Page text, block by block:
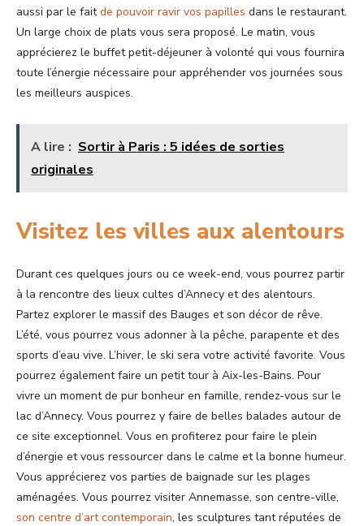
aussi par le faitde pouvoir ravir vos papilles dans le restaurant.
Un large choix de plats vous sera proposé. Le matin, vous
apprécierez le buffet petit-déjeuner à volonté qui vous fournira
toute l’énergie nécessaire pour appréhender vos journées sous
les meilleurs auspices.
A lire : Sortir à Paris : 5 idées de sorties
originales
Visitez les villes aux alentours
Durant ces quelques jours ou ce week-end, vous pourrez partir
à la rencontre des lieux cultes d’Annecy et des alentours.
Partez explorer le massif des Bauges et son décor de rêve.
L’été, vous pourrez vous adonner à la pêche, parapente et des
sports d’eau vive. L’hiver, le ski sera votre activité favorite. Vous
pourrez également faire un petit tour à Aix-les-Bains. Pour
vivre un moment de pur bonheur en famille, rendez-vous sur le
lac d’Annecy. Vous pourrez y faire de belles balades autour de
ce site exceptionnel. Vous en profiterez pour faire le plein
d’énergie et vous ressourcer dans le calme et la bonne humeur.
Vous apprécierez vos parties de baignade sur les plages
aménagées. Vous pourrez visiter Annemasse, son centre-ville,
son centre d’art contemporain, les sculptures tant réputées de